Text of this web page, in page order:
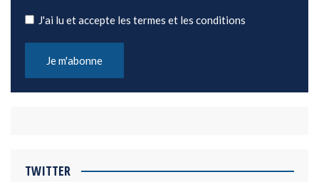
J'ai lu et accepte les termes et les conditions
TWITTER